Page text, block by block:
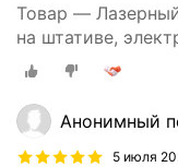
Товар —
на штативе,
линий
Анонимный
5 июля